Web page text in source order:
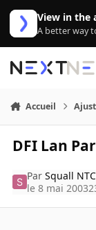
Aller au contenu
View in the
A better way
Accueil
DFI Lan
ParSquall
le 8 mai 2003